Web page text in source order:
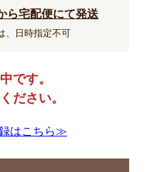
ら宅配便にて発送
、日時指定不可
です。
ださい。
はこちら≫